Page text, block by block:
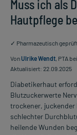
Muss ich als
Hautpflege
✓ Pharmazeutisch
VonUlrike Wendt, PTA
Aktualisiert: 22.09.2025
Diabetikerhaut
Blutzuckerwerte
trockener,
schlechter
heilende Wunden